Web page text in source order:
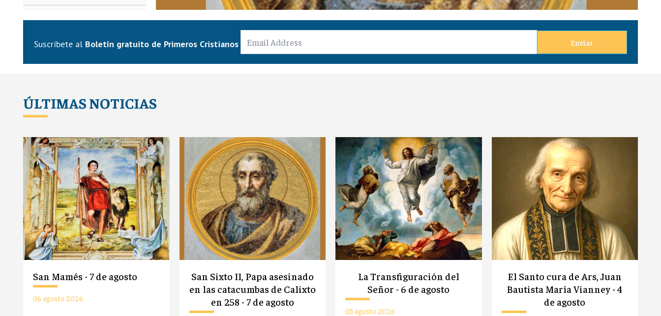
La Transfiguración del Señor - 6 de agosto
Primeros Cristianos/05 agosto 2026
Suscríbete alBoletín gratuito de Primeros Cristianos Enviar
ÚLTIMAS NOTICIAS
San Mamés - 7 de agosto
06 agosto 2026
San Sixto II, Papa asesinado
en las catacumbas de Calixto
en 258 - 7 de agosto
La Transfiguración del
Señor - 6 de agosto
05 agosto 2026
El Santo cura de Ars, Juan
Bautista María Vianney - 4
de agosto